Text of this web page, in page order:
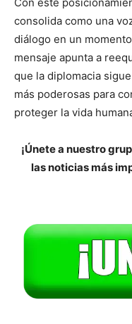
consolida como una
diálogo en un
mensaje apunta a
que la diplomacia
más poderosas para
proteger la vida
¡Únete a nuestro
las noticias más